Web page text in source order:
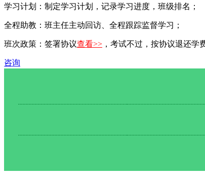
学习计划：制定学习计划，记录学习进度，班级排名；
全程助教：班主任主动回访、全程跟踪监督学习；
班次政策：签署协议查看>> ，考试不过，按协议退还学
咨询